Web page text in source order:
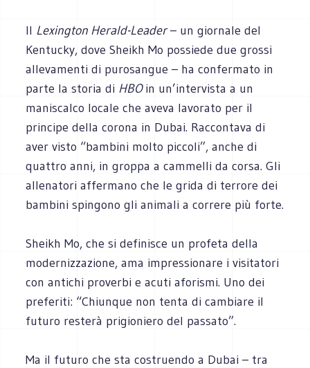
Il Lexington Herald-Leader– un giornale del
Kentucky, dove Sheikh Mo possiede due grossi
allevamenti di purosangue – ha confermato in
parte la storia di HBOin un’intervista a un
maniscalco locale che aveva lavorato per il
principe della corona in Dubai. Raccontava di
aver visto “bambini molto piccoli”, anche di
quattro anni, in groppa a cammelli da corsa. Gli
allenatori affermano che le grida di terrore dei
bambini spingono gli animali a correre più forte.
Sheikh Mo, che si definisce un profeta della
modernizzazione, ama impressionare i visitatori
con antichi proverbi e acuti aforismi. Uno dei
preferiti: “Chiunque non tenta di cambiare il
futuro resterà prigioniero del passato”.
Ma il futuro che sta costruendo a Dubai – tra